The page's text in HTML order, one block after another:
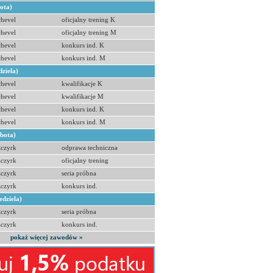
oficjalny trening K
oficjalny trening M
konkurs ind. K
konkurs ind. M
kwalifikacje K
kwalifikacje M
konkurs ind. K
konkurs ind. M
odprawa techniczna
oficjalny trening
seria próbna
konkurs ind.
seria próbna
konkurs ind.
pokaż więcej zawodów »